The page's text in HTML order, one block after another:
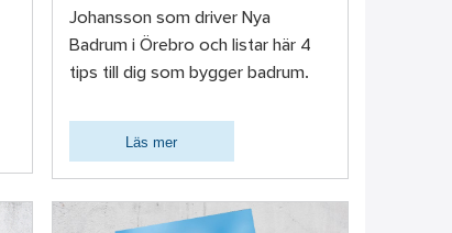
Johansson som driver Nya
Badrum i Örebro och listar här 4
tips till dig som bygger badrum.
Läs mer